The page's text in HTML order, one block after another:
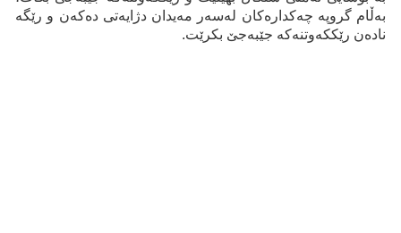
بەڵام گروپە چەکدارەکان لەسەر مەیدان دژایەتی دەکەن و رێگە
نادەن رێککەوتنەکە جێبەجێ بکرێت.